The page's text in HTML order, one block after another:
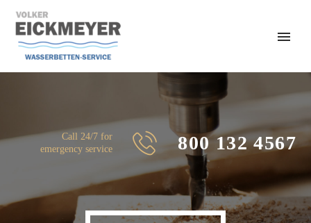
Call 24/7 for
emergency service
800 132 4567